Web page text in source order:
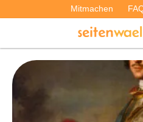
Mitmachen